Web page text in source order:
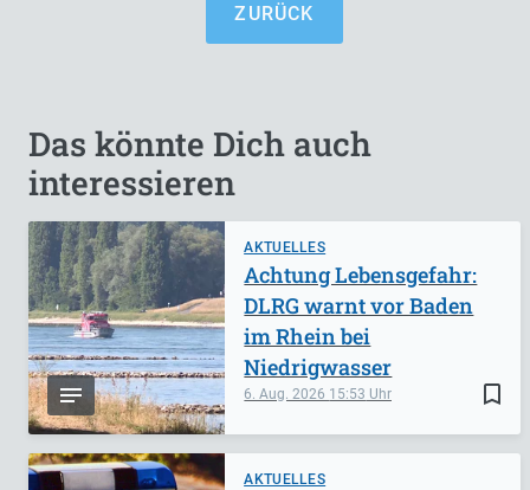
ZURÜCK
Das könnte Dich auch
interessieren
AKTUELLES
bookmark_border
6. Aug. 2026 15:53
Achtung Lebensgefahr:
DLRG warnt vor Baden
im Rhein bei
Niedrigwasser
AKTUELLES